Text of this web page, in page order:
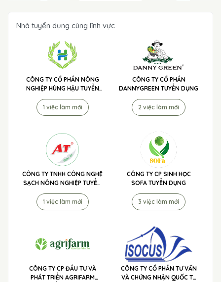
Nhà tuyển dụng cùng lĩnh vực
CÔNG TY CỔ PHẦN NÔNG
NGHIỆP HÙNG HẬU TUYỂN
DỤNG
1 việc làm mới
CÔNG TY CỔ PHẦN
DANNYGREEN TUYỂN DỤNG
2 việc làm mới
CÔNG TY TNHH CÔNG NGHỆ
SẠCH NÔNG NGHIỆP TUYỂN
DỤNG
1 việc làm mới
CÔNG TY CP SINH HỌC
SOFA TUYỂN DỤNG
3 việc làm mới
CÔNG TY CP ĐẦU TƯ VÀ
PHÁT TRIỂN AGRIFARM
CÔNG TY CỔ PHẦN TƯ VẤN
VÀ CHỨNG NHẬN QUỐC TẾ